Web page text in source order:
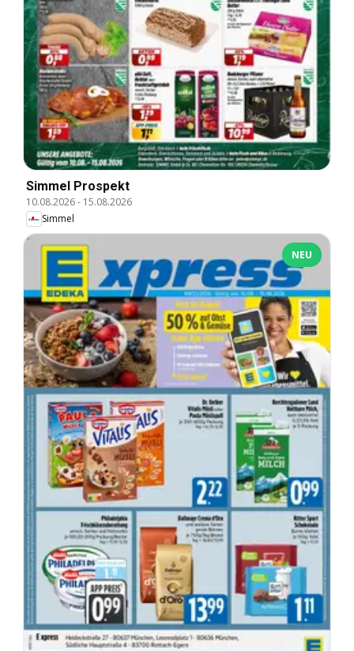
Simmel Prospekt
10.08.2026- 15.08.2026
Simmel
NEU